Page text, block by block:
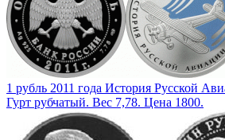
1 рубль 2011 года История Русской
Гурт рубчатый. Вес 7,78. Цена 1800.